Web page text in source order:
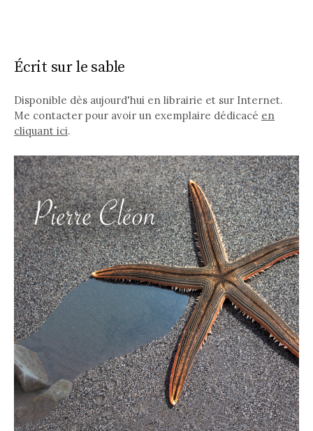
Écrit sur le sable
Disponible dès aujourd'hui en librairie et sur Internet.
Me contacter pour avoir un exemplaire dédicacé en
cliquant ici.